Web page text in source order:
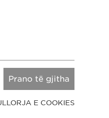
Prano të gjitha
E COOKIES